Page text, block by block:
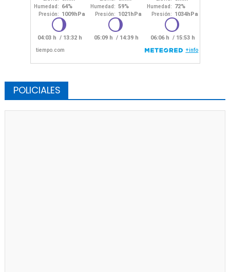
POLICIALES